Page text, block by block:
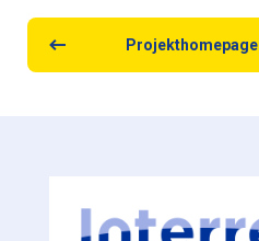
Projekthomepage